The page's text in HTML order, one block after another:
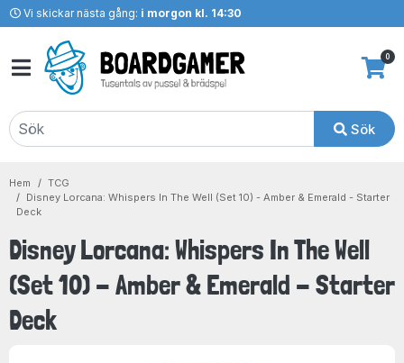
Vi skickar nästa gång: i morgon kl. 14:30
Sök
0
Hem
TCG
Disney Lorcana: Whispers In The Well (Set 10) - Amber & Emerald - Starter
Deck
Disney Lorcana: Whispers In The Well
(Set 10) - Amber & Emerald - Starter
Deck